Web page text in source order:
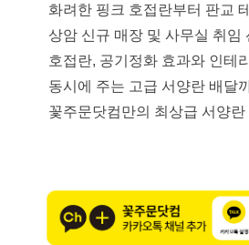
화려한 핑크 호접란부터 판교
상암 신규 매장 및 사무실 취임
호접란, 공기정화 효과와 인테
동시에 주는 고급 서양란 배달
꽃주문닷컴만의 최상급 서양란